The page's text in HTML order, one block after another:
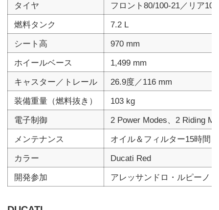
タイヤ
フロント80/100-21／リア
燃料タンク
7.2 L
シート高
970 mm
ホイールベース
1,499 mm
キャスター／トレール
26.9度／116 mm
装備重量（燃料抜き）
103 kg
電子制御
2 Power Modes、2 Riding
メンテナンス
オイル＆フィルター15時間
カラー
Ducati Red
開発参加
アレッサンドロ・ルピーノ